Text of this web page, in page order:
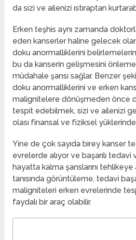
da sizi ve ailenizi ıstıraptan
Erken teşhis aynı zamanda
eden kanserler haline gelecek
doku anormalliklerini
bu da kanserin gelişmesini
müdahale şansı sağlar. Benzer
doku anormalliklerini ve erken
malignitelere dönüşmeden önce
tespit edebilmek, sizi ve ailenizi
olası finansal ve fiziksel
Yine de çok sayıda birey kanser
evrelerde alıyor ve başarılı tedavi
hayatta kalma şanslarını tehlikeye
tanısında görüntüleme, tedavi
maligniteleri erken evrelerinde
faydalı bir araç olabilir.